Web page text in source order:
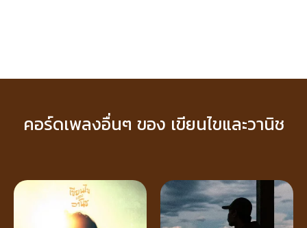
คอร์ดเพลงอื่นๆ ของ เขียนไขและวานิช